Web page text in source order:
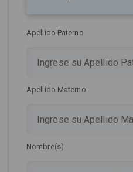
Apellido Paterno
Apellido Materno
Nombre(s)